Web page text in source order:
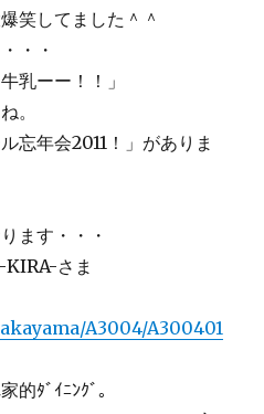
笑してました＾＾
・・
乳ーー！！」
。
忘年会2011！」がありま
ます・・・
さま
A3004/A300401
的ﾀﾞｲﾆﾝｸﾞ。